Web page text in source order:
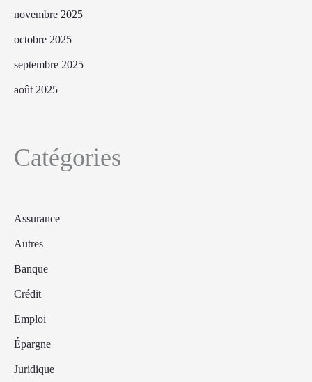
novembre 2025
octobre 2025
septembre 2025
août 2025
Catégories
Assurance
Autres
Banque
Crédit
Emploi
Épargne
Juridique